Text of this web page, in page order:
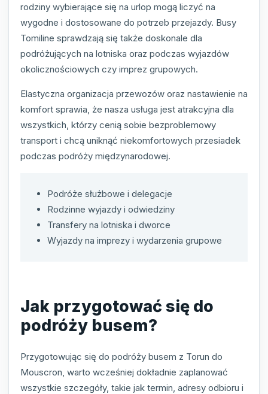
rodziny wybierające się na urlop mogą liczyć na
wygodne i dostosowane do potrzeb przejazdy. Busy
Tomiline sprawdzają się także doskonale dla
podróżujących na lotniska oraz podczas wyjazdów
okolicznościowych czy imprez grupowych.
Elastyczna organizacja przewozów oraz nastawienie na
komfort sprawia, że nasza usługa jest atrakcyjna dla
wszystkich, którzy cenią sobie bezproblemowy
transport i chcą uniknąć niekomfortowych przesiadek
podczas podróży międzynarodowej.
Podróże służbowe i delegacje
Rodzinne wyjazdy i odwiedziny
Transfery na lotniska i dworce
Wyjazdy na imprezy i wydarzenia grupowe
Jak przygotować się do
podróży busem?
Przygotowując się do podróży busem z Torun do
Mouscron, warto wcześniej dokładnie zaplanować
wszystkie szczegóły, takie jak termin, adresy odbioru i